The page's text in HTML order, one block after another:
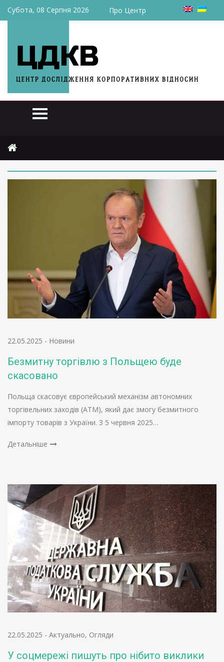
Субота, 08 Серпня 2026 Про Центр
22.05.2025 - Новини
Безмитну торгівлю з Польщею буде
скасовано
Польща скасовує європейський механізм автономних
торгівельних заходів (АТМ), який дає змогу безмитного
імпорту товарів з України. З 5 червня 2025…
Детальніше
22.05.2025 - Актуально, Огляди
У соцмережі пишуть про нібито виклики